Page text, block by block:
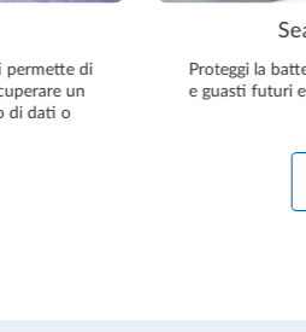
permette di
un
di dati o
Proteggi la
e guasti futuri